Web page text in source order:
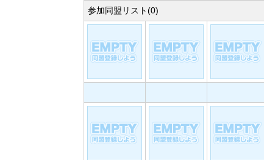
参加同盟リスト(0)